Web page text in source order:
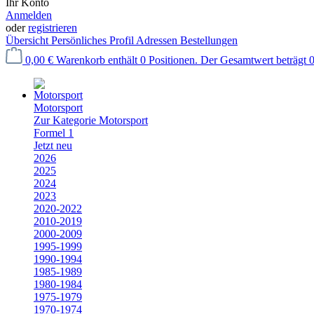
Ihr Konto
Anmelden
oderregistrieren
Übersicht Persönliches Profil Adressen Bestellungen
0,00 € Warenkorb enthält 0 Positionen. Der Gesamtwert beträgt
Motorsport
Zur Kategorie Motorsport
Formel 1
Jetzt neu
2026
2025
2024
2023
2020-2022
2010-2019
2000-2009
1995-1999
1990-1994
1985-1989
1980-1984
1975-1979
1970-1974